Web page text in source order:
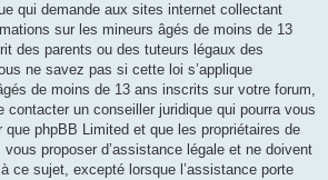
qui demande aux sites internet collectant
sur les mineurs âgés de moins de 13
des parents ou des tuteurs légaux des
ne savez pas si cette loi s’applique
de moins de 13 ans inscrits sur votre forum,
contacter un conseiller juridique qui pourra vous
que phpBB Limited et que les propriétaires de
proposer d’assistance légale et ne doivent
ce sujet, excepté lorsque l’assistance porte